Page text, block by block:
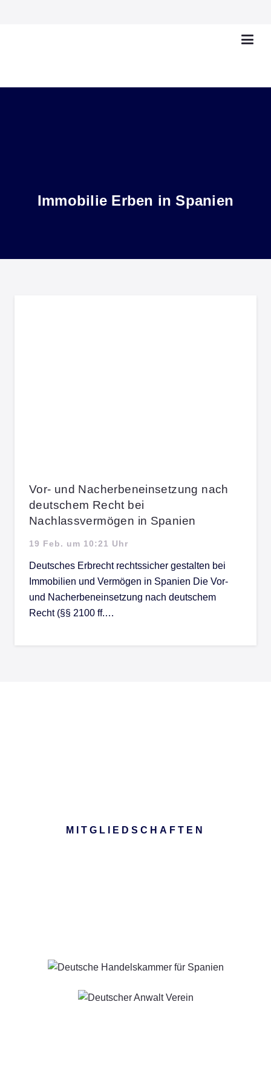
Immobilie Erben in Spanien
Vor- und Nacherbeneinsetzung nach
deutschem Recht bei
Nachlassvermögen in Spanien
19 Feb. um 10:21 Uhr
Deutsches Erbrecht rechtssicher gestalten bei
Immobilien und Vermögen in Spanien Die Vor-
und Nacherbeneinsetzung nach deutschem
Recht (§§ 2100 ff.…
MITGLIEDSCHAFTEN